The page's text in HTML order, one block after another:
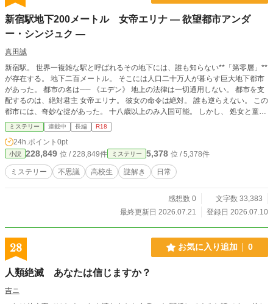
新宿駅地下200メートル 女帝エリナ ― 欲望都市アンダ
ー・シンジュク ―
真田誠
新宿駅。 世界一複雑な駅と呼ばれるその地下には、誰も知らない**「第零層」**
が存在する。 地下二百メートル。 そこには人口二十万人が暮らす巨大地下都市
があった。 都市の名は── 《エデン》 地上の法律は一切通用しない。 都市を支
配するのは、絶対君主 女帝エリナ。 彼女の命令は絶対。 誰も逆らえない。 この
都市には、奇妙な掟があった。 十八歳以上のみ入国可能。 しかし、 処女と童貞
だけが門を通過できる。 その理由を知る者はいない。 そして、一度入れば簡単
には地上へ戻れない。 欲望と権力が渦巻く巨大地下都市で、一人の青年は女帝
エリナの秘密へ近づいていく──。
ミステリー 連載中 長編 R18
24h.ポイント 0pt
小説 228,849 位 / 228,849件 ミステリー 5,378 位 / 5,378件
ミステリー 不思議 高校生 謎解き 日常
感想数 0
文字数 33,383
最終更新日 2026.07.21
登録日 2026.07.10
28 お気に入り追加 0
人類絶滅 あなたは信じますか？
吉ニ